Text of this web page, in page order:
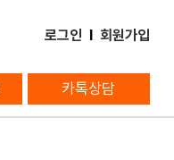
로그인 l 회원가입
카톡상담